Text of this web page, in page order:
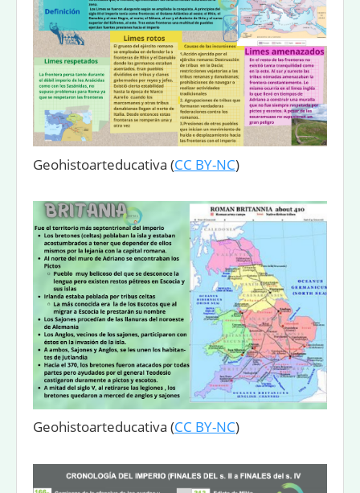
Geohistoarteducativa (CC BY-NC)
Geohistoarteducativa (CC BY-NC)